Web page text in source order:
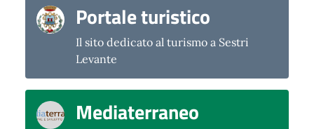
Portale turistico
Il sito dedicato al turismo a Sestri
Levante
Mediaterraneo